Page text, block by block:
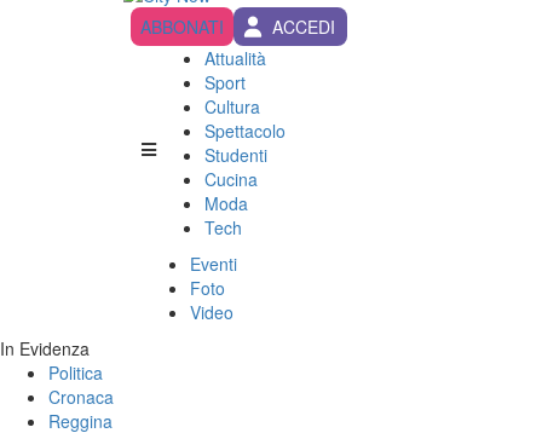
ABBONATI
ACCEDI
Attualità
Sport
Cultura
Spettacolo
Studenti
Cucina
Moda
Tech
Eventi
Foto
Video
In Evidenza
Politica
Cronaca
Reggina